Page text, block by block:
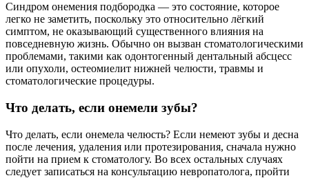
Синдром онемения подбородка — это состояние, которое
легко не заметить, поскольку это относительно лёгкий
симптом, не оказывающий существенного влияния на
повседневную жизнь. Обычно он вызван стоматологическими
проблемами, такими как одонтогенный дентальный абсцесс
или опухоли, остеомиелит нижней челюсти, травмы и
стоматологические процедуры.
Что делать, если онемели зубы?
Что делать, если онемела челюсть? Если немеют зубы и десна
после лечения, удаления или протезирования, сначала нужно
пойти на прием к стоматологу. Во всех остальных случаях
следует записаться на консультацию невропатолога, пройти